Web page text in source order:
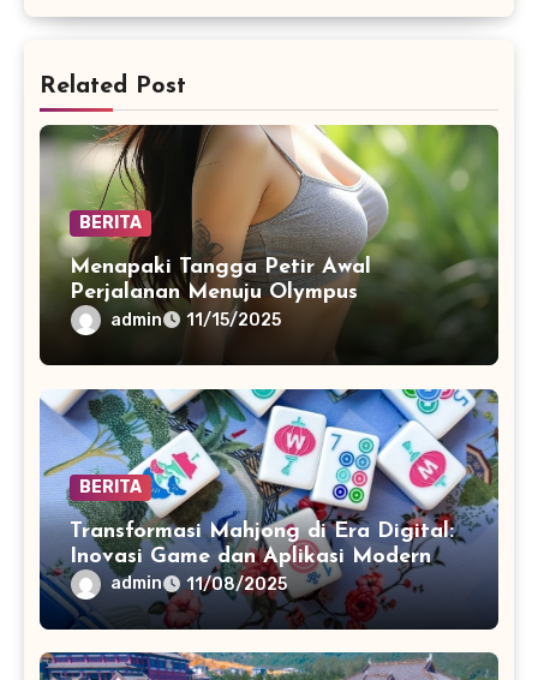
Related Post
BERITA
Menapaki Tangga Petir Awal
Perjalanan Menuju Olympus
admin 11/15/2025
BERITA
Transformasi Mahjong di Era Digital:
Inovasi Game dan Aplikasi Modern
admin 11/08/2025